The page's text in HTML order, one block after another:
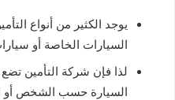
يوجد الكثير من أنواع
السيارات الخاصة أو
لذا فإن شركة التأمين
السيارة حسب الشخص أو